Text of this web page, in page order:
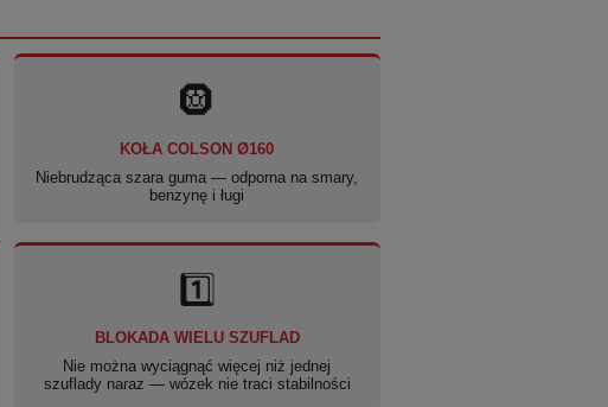
🛞
KOŁA COLSON Ø160
Niebrudząca szara guma — odporna na smary,
benzynę i ługi
1️⃣
BLOKADA WIELU SZUFLAD
Nie można wyciągnąć więcej niż jednej
szuflady naraz — wózek nie traci stabilności